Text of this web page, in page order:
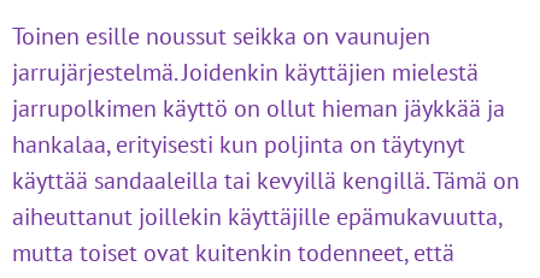
Toinen esille noussut seikka on vaunujen
jarrujärjestelmä. Joidenkin käyttäjien mielestä
jarrupolkimen käyttö on ollut hieman jäykkää ja
hankalaa, erityisesti kun poljinta on täytynyt
käyttää sandaaleilla tai kevyillä kengillä. Tämä on
aiheuttanut joillekin käyttäjille epämukavuutta,
mutta toiset ovat kuitenkin todenneet, että